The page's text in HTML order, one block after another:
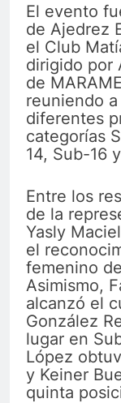
El evento
de Ajedrez
el Club
dirigido por
de
reuniendo
diferentes
categorías
14, Sub-16
Entre los
de la
Yasly
el
femenino
Asimismo,
alcanzó el
González
lugar en
López
y Keiner
quinta